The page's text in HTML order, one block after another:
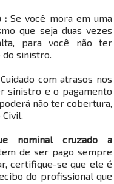
:Se você mora em uma
que seja duas vezes
para você não ter
sinistro.
com atrasos nos
sinistro e o pagamento
não ter cobertura,
nominal cruzado a
de ser pago sempre
certifique-se que ele é
do profissional que